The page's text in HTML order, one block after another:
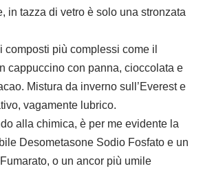
in tazza di vetro è solo una stronzata
composti più complessi come il
cappuccino con panna, cioccolata e
Mistura da inverno sull’Everest e
vagamente lubrico.
alla chimica, è per me evidente la
Desometasone Sodio Fosfato e un
o un ancor più umile